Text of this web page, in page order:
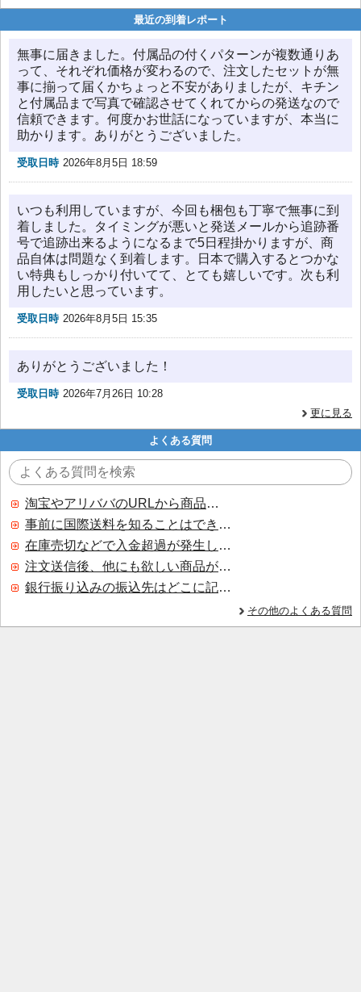
最近の到着レポート
無事に届きました。付属品の付くパターンが複数通りあ
って、それぞれ価格が変わるので、注文したセットが無
事に揃って届くかちょっと不安がありましたが、キチン
と付属品まで写真で確認させてくれてからの発送なので
信頼できます。何度かお世話になっていますが、本当に
助かります。ありがとうございました。
受取日時 2026年8月5日 18:59
いつも利用していますが、今回も梱包も丁寧で無事に到
着しました。タイミングが悪いと発送メールから追跡番
号で追跡出来るようになるまで5日程掛かりますが、商
品自体は問題なく到着します。日本で購入するとつかな
い特典もしっかり付いてて、とても嬉しいです。次も利
用したいと思っています。
受取日時 2026年8月5日 15:35
ありがとうございました！
受取日時 2026年7月26日 10:28
更に見る
よくある質問
淘宝やアリババのURLから商品を探すことはできますか？
事前に国際送料を知ることはできますか？
在庫売切などで入金超過が発生した場合はいつ返金されますか？
注文送信後、他にも欲しい商品が見つかった場合、追加注文できますか？
銀行振り込みの振込先はどこに記載されていますか？
その他のよくある質問